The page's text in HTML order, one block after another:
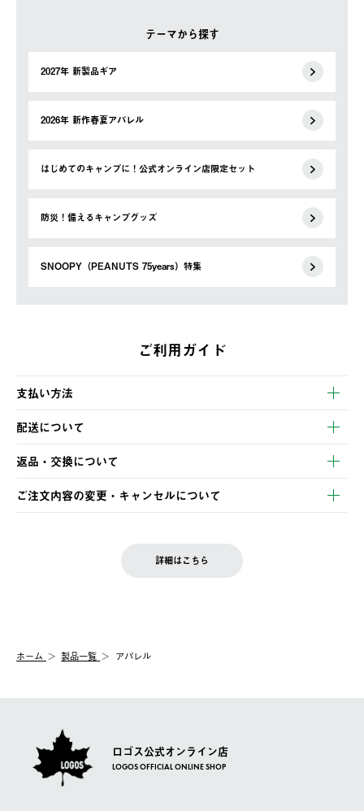
テーマから探す
2027年 新製品ギア
2026年 新作春夏アパレル
はじめてのキャンプに！公式オンライン店限定セット
防災！備えるキャンプグッズ
SNOOPY（PEANUTS 75years）特集
ご利用ガイド
支払い方法
以下のいずれかの方法でお支払いいただけます。
・クレジットカード決済
・コンビニ決済
・Pay-easy決済
配送について
【発送スケジュール】
ご注文・ご入金完了より2営業日以内に商品を発送いたします。
土日祝の発送はございませんので、木曜日以降のご注文は週明け
の発送となる場合がございます。
【配送業者】
佐川急便にて配送されます。
返品・交換について
※お客様都合の場合
お客様都合の返品にかかる送料は、お客様ご負担とさせていただ
一度お手元の商品を返品いただき、ご希望商品を再注文してくだ
ご注文内容の変更・キャンセルについて
LOGOS FAMILY会員の方は、会員マイページ内 購入履歴画面に
詳細はこちら
ホーム 製品一覧 アパレル
ロゴス公式オンライン店
LOGOS OFFICIAL ONLINE SHOP